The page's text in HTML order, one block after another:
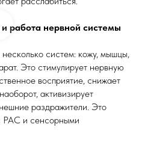
работа нервной системы
систем: кожу, мышцы,
Это стимулирует нервную
восприятие, снижает
активизирует
раздражители. Это
РАС и сенсорными